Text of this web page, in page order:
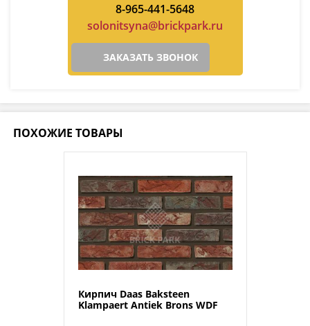
8-965-441-5648
solonitsyna@brickpark.ru
ЗАКАЗАТЬ ЗВОНОК
ПОХОЖИЕ ТОВАРЫ
Кирпич Daas Baksteen
Klampaert Antiek Brons WDF